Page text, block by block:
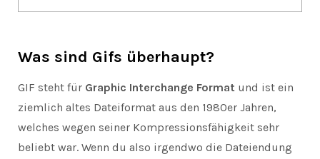
Was sind Gifs überhaupt?
GIF steht für Graphic Interchange Format und ist ein
ziemlich altes Dateiformat aus den 1980er Jahren,
welches wegen seiner Kompressionsfähigkeit sehr
beliebt war. Wenn du also irgendwo die Dateiendung